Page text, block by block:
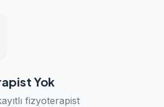
Yok
fizyoterapist